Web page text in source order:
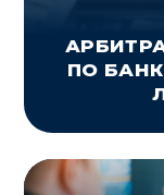
ПО